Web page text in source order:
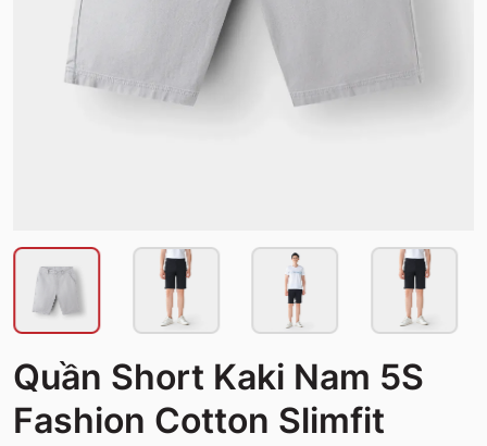
Quần Short Kaki Nam 5S
Fashion Cotton Slimfit